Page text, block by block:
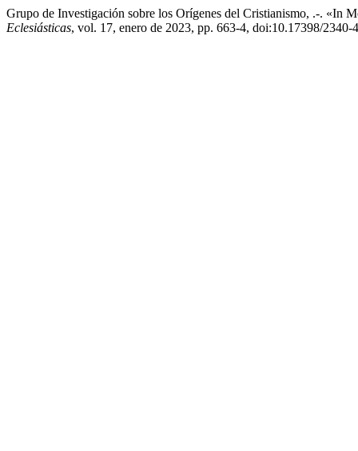
Grupo de Investigación sobre los Orígenes del Cristianismo, .-. «In
Eclesiásticas, vol. 17, enero de 2023, pp. 663-4, doi:10.17398/2340-